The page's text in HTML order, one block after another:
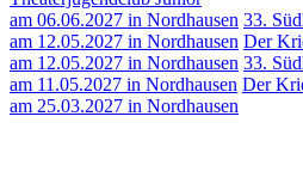
am 06.06.2027 in Nordhausen 33.
am 12.05.2027 in Nordhausen Der
am 12.05.2027 in Nordhausen 33.
am 11.05.2027 in Nordhausen Der
am 25.03.2027 in Nordhausen